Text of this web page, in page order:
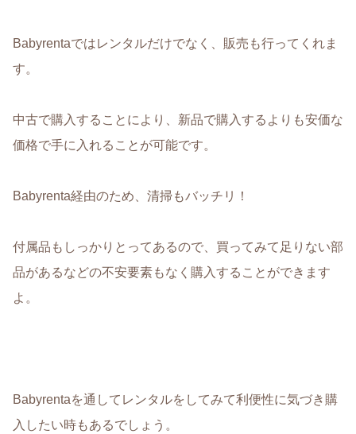
Babyrentaではレンタルだけでなく、販売も行ってくれま
す。
中古で購入することにより、新品で購入するよりも安価な
価格で手に入れることが可能です。
Babyrenta経由のため、清掃もバッチリ！
付属品もしっかりとってあるので、買ってみて足りない部
品があるなどの不安要素もなく購入することができます
よ。
Babyrentaを通してレンタルをしてみて利便性に気づき購
入したい時もあるでしょう。